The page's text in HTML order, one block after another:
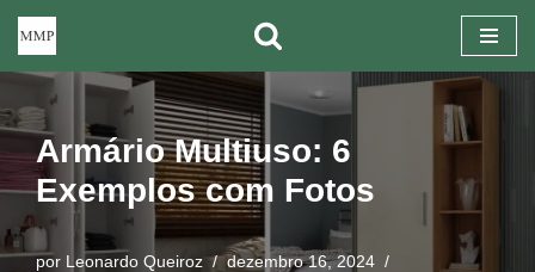
para
o
conteúdo
Armário Multiuso: 6
Exemplos com Fotos
por Leonardo Queiroz
dezembro 16, 2024